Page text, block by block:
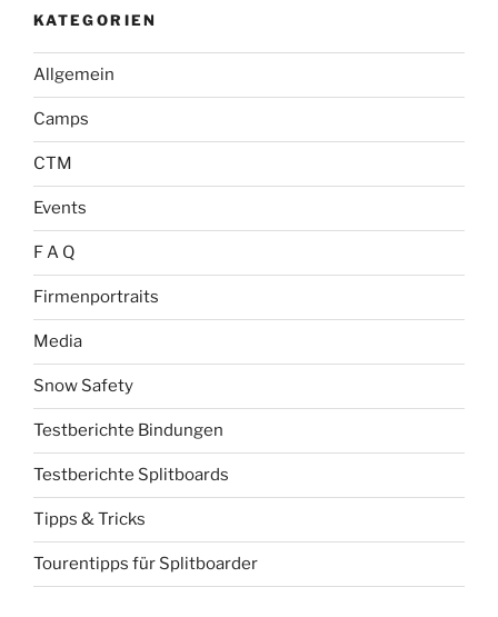
KATEGORIEN
Allgemein
Camps
CTM
Events
F A Q
Firmenportraits
Media
Snow Safety
Testberichte Bindungen
Testberichte Splitboards
Tipps & Tricks
Tourentipps für Splitboarder